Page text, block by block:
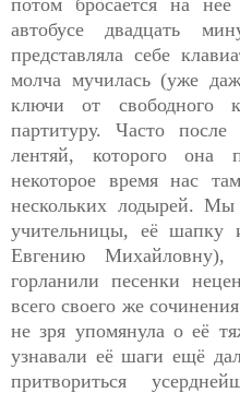
автобусе двадцать
представляла себе
молча мучилась (уже
ключи от свободного
партитуру. Часто
лентяй, которого она
некоторое время нас
нескольких лодырей. Мы
учительницы, её шапку
Евгению
горланили песенки
всего своего же
не зря упомянула о её
узнавали её шаги ещё
притвориться